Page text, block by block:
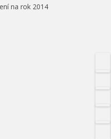
na rok 2014